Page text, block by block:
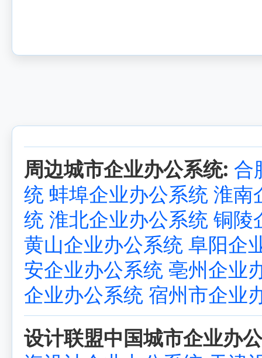
周边城市企业办公系统: 合
统 蚌埠企业办公系统淮南
统淮北企业办公系统铜陵
黄山企业办公系统阜阳企
安企业办公系统 亳州企业
企业办公系统 宿州市企业
设计联盟中国城市企业办